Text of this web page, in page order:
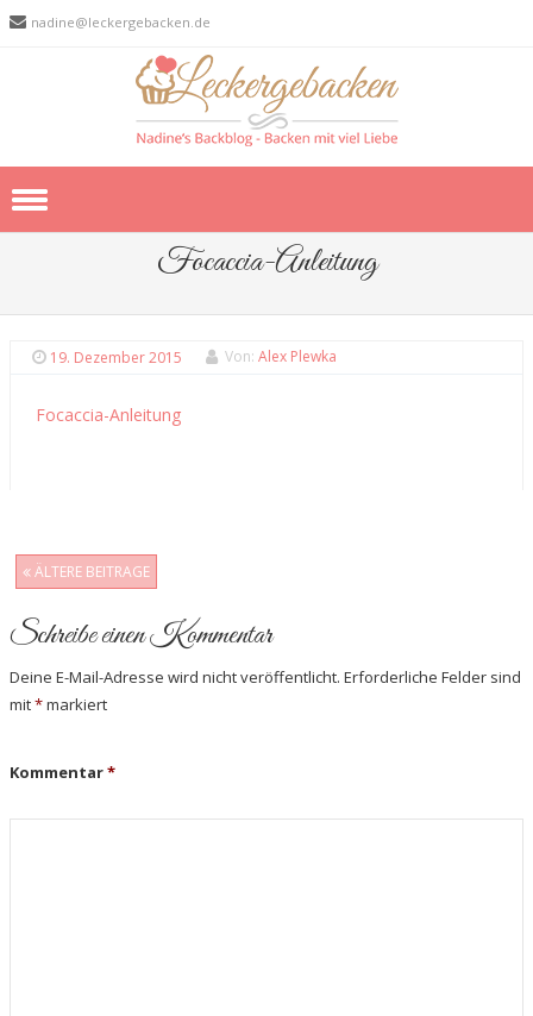
nadine@leckergebacken.de
Focaccia-Anleitung
19. Dezember 2015 Von: Alex Plewka
Focaccia-Anleitung
Post navigation
ÄLTERE BEITRAGE
Schreibe einen Kommentar
Deine E-Mail-Adresse wird nicht veröffentlicht. Erforderliche Felder sind
mit*markiert
Kommentar*